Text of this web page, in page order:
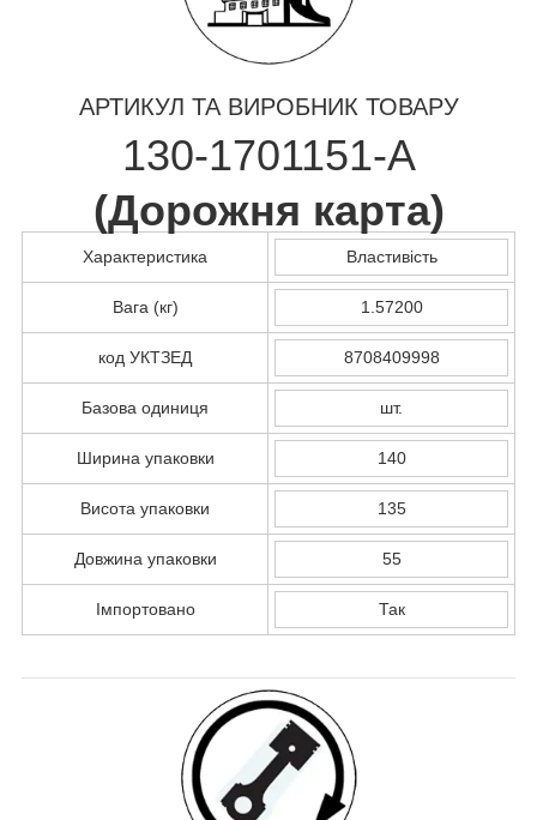
АРТИКУЛ ТА ВИРОБНИК ТОВАРУ
130-1701151-А
(Дорожня карта)
Характеристика Властивість
Вага (кг) 1.57200
код УКТЗЕД 8708409998
Базова одиниця шт.
Ширина упаковки 140
Висота упаковки 135
Довжина упаковки 55
Імпортовано Так